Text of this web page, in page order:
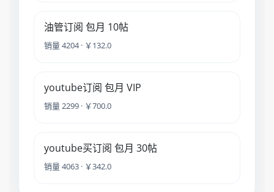
油管订阅 包月 10帖
销量 4204 · ￥132.0
youtube订阅 包月 VIP
销量 2299 · ￥700.0
youtube买订阅 包月 30帖
销量 4063 · ￥342.0